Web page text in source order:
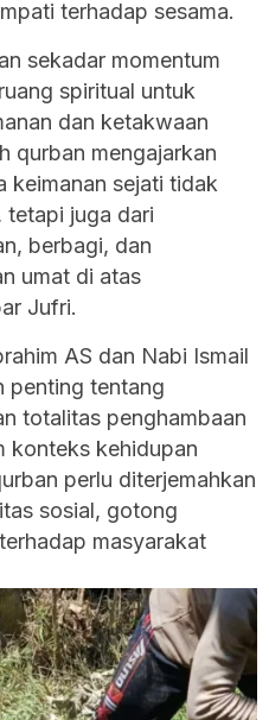
terhadap sesama.
sekadar momentum
spiritual untuk
dan ketakwaan
qurban mengajarkan
keimanan sejati tidak
tetapi juga dari
berbagi, dan
umat di atas
Jufri.
AS dan Nabi Ismail
penting tentang
totalitas penghambaan
konteks kehidupan
perlu diterjemahkan
sosial, gotong
masyarakat